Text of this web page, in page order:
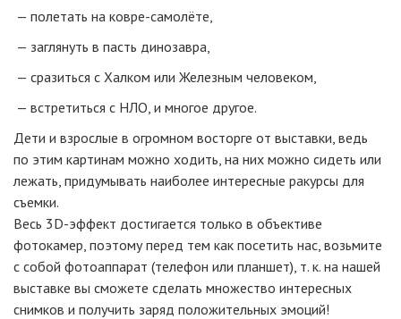
— полетать на ковре-самолёте
— заглянуть в пасть динозавра,
— сразиться с Халком или Железным человеком,
— встретиться с НЛО, и многое другое.
Дети и взрослые в огромном восторге от выставки, ведь
по этим картинам можно ходить, на них можно сидеть или
лежать, придумывать наиболее интересные ракурсы для
съемки.
Весь 3D-эффект достигается только в объективе
фотокамер, поэтому перед тем как посетить нас, возьмите
с собой фотоаппарат (телефон или планшет), т. к. на нашей
выставке вы сможете сделать множество интересных
снимков и получить заряд положительных эмоций!